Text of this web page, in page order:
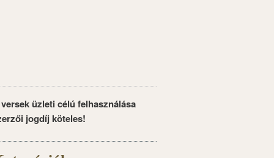
üzleti célú felhasználása
jogdíj köteles!